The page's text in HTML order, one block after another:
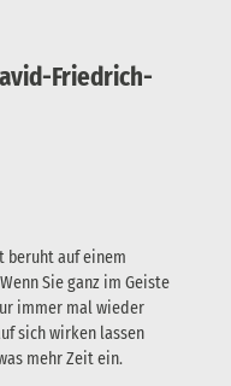
Friedrich-
beruht auf einem
Sie ganz im Geiste
immer mal wieder
sich wirken lassen
mehr Zeit ein.